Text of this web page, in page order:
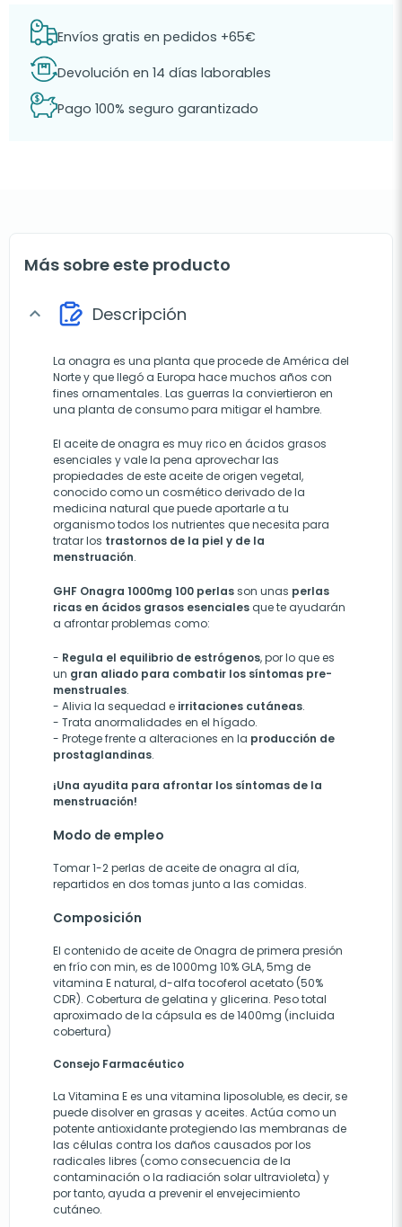
Envíos gratis en pedidos +65€
Devolución en 14 días laborables
Pago 100% seguro garantizado
Más sobre este producto
expand_more Descripción
La onagra es una planta que procede de América del
Norte y que llegó a Europa hace muchos años con
fines ornamentales. Las guerras la conviertieron en
una planta de consumo para mitigar el hambre.
El aceite de onagra es muy rico en ácidos grasos
esenciales y vale la pena aprovechar las
propiedades de este aceite de origen vegetal,
conocido como un cosmético derivado de la
medicina natural que puede aportarle a tu
organismo todos los nutrientes que necesita para
tratar los trastornos de la piel y de la
menstruación.
GHF Onagra 1000mg 100 perlasson unas perlas
ricas en ácidos grasos esenciales que te ayudarán
a afrontar problemas como:
- Regula el equilibrio de estrógenos, por lo que es
un gran aliado para combatir los síntomas pre-
menstruales.
- Alivia la sequedad e irritaciones cutáneas.
- Trata anormalidades en el hígado.
- Protege frente a alteraciones en la producción de
prostaglandinas.
¡Una ayudita para afrontar los síntomas de la
menstruación!
Modo de empleo
Tomar 1-2 perlas de aceite de onagra al día,
repartidos en dos tomas junto a las comidas.
Composición
El contenido de aceite de Onagra de primera presión
en frío con min, es de 1000mg 10% GLA, 5mg de
vitamina E natural, d-alfa tocoferol acetato (50%
CDR). Cobertura de gelatina y glicerina. Peso total
aproximado de la cápsula es de 1400mg (incluida
cobertura)
Consejo Farmacéutico
La Vitamina E es una vitamina liposoluble, es decir, se
puede disolver en grasas y aceites. Actúa como un
potente antioxidante protegiendo las membranas de
las células contra los daños causados por los
radicales libres (como consecuencia de la
contaminación o la radiación solar ultravioleta) y
por tanto, ayuda a prevenir el envejecimiento
cutáneo.